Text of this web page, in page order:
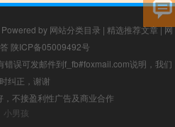
Powered by 网站分类目录 | 精选推荐文章|网
陕ICP备05009492号
错误可发邮件到f_fb#foxmail.com说明，我们
纠正，谢谢
不接盈利性广告及商业合作
小男孩